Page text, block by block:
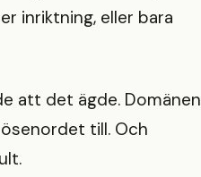
inriktning, eller bara
att det ägde. Domänen
till. Och